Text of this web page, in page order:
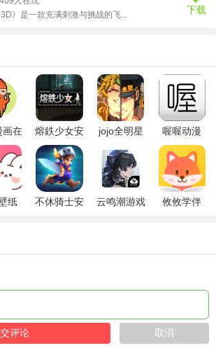
手玩家需要掌握落地翻滚技巧，以减少
战斗中，合理利用掩体可以躲避敌人的
的机会。
准的报点方法，玩家可以迅速向队友传
提高团队的作战效率。
受伤后要及时使用医疗物资恢复生命值，
自己的物资储备，避免在关键时刻物资不
在战斗中不断与队友沟通并打配合，可
其独特的未来科幻风格、丰富的游戏特
引了大量玩家。游戏中的绿区信号塔争
模块化武器改装等创新玩法为玩家带来
。同时，游戏还支持跨平台组队，让玩家
3D》是一款充满刺激与挑战的飞...
下载
画在
熔鉄少女安
卓版
jojo全明星
物
喔喔动漫
纸
不休骑士安
云鸣潮游戏 攸攸学伴